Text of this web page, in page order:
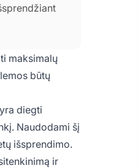
maksimalų
būtų
diegti
Naudodami šį
išsprendimo.
ir